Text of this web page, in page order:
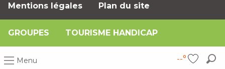
Menu --°
Mentions légales Plan du site
GROUPES TOURISME HANDICAP